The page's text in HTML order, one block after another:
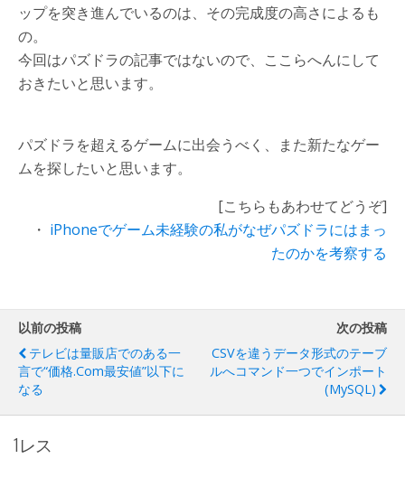
ップを突き進んでいるのは、その完成度の高さによるも
の。
今回はパズドラの記事ではないので、ここらへんにして
おきたいと思います。
パズドラを超えるゲームに出会うべく、また新たなゲー
ムを探したいと思います。
[こちらもあわせてどうぞ]
・ iPhoneでゲーム未経験の私がなぜパズドラにはまっ
たのかを考察する
以前の投稿
テレビは量販店でのある一
言で“価格.com最安値”以下に
なる
次の投稿
CSVを違うデータ形式のテーブ
ルへコマンド一つでインポート
(MySQL)
1レス